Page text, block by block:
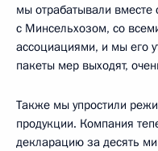
мы отрабатывали
с Минсельхозом, со
ассоциациями, и мы его
пакеты мер выходят,
Также мы упростили
продукции. Компания
декларацию за десять